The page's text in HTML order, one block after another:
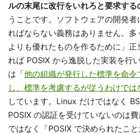
ルの末尾に改行をいれろと要求する
うことです。ソフトウェアの開発
ればならない義務はありません。多
よりも優れたものを作るために」正
れば POSIX から逸脱した実装を行
は「他の組織が発行した標準を命令
し、標準を考慮するが従うわけでは
しています。Linux だけではなく
POSIX の認証を受けていないのは
ではなく「POSIX で決められたこ